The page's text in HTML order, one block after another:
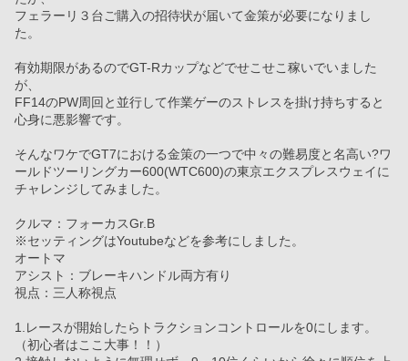
フェラーリ３台ご購入の招待状が届いて金策が必要になりまし
た。
有効期限があるのでGT-Rカップなどでせこせこ稼いでいました
が、
FF14のPW周回と並行して作業ゲーのストレスを掛け持ちすると
心身に悪影響です。
そんなワケでGT7における金策の一つで中々の難易度と名高い?ワ
ールドツーリングカー600(WTC600)の東京エクスプレスウェイに
チャレンジしてみました。
クルマ：フォーカスGr.B
※セッティングはYoutubeなどを参考にしました。
オートマ
アシスト：ブレーキハンドル両方有り
視点：三人称視点
1.レースが開始したらトラクションコントロールを0にします。
（初心者はここ大事！！）